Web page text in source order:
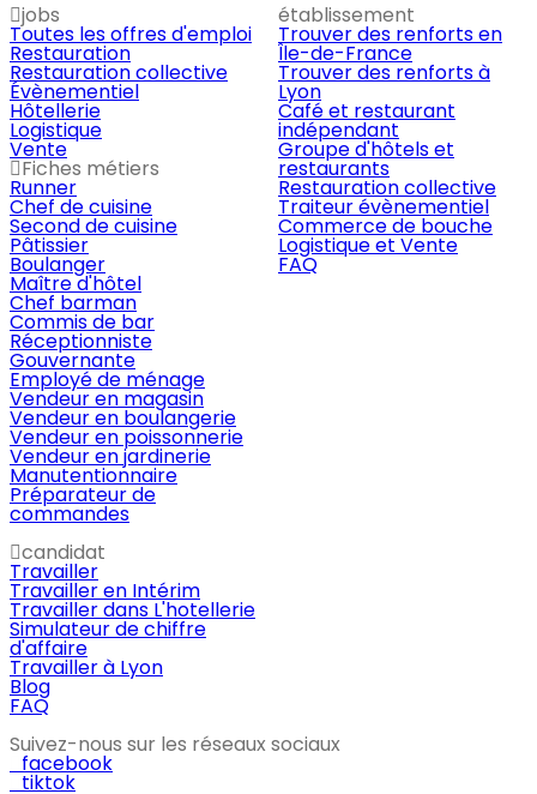
jobs
Toutes les offres d'emploi
Restauration
Restauration collective
Évènementiel
Hôtellerie
Logistique
Vente
Fiches métiers
Runner
Chef de cuisine
Second de cuisine
Pâtissier
Boulanger
Maître d'hôtel
Chef barman
Commis de bar
Réceptionniste
Gouvernante
Employé de ménage
Vendeur en magasin
Vendeur en boulangerie
Vendeur en poissonnerie
Vendeur en jardinerie
Manutentionnaire
Préparateur de
commandes
établissement
Trouver des renforts en
Île-de-France
Trouver des renforts à
Lyon
Café et restaurant
indépendant
Groupe d'hôtels et
restaurants
Restauration collective
Traiteur évènementiel
Commerce de bouche
Logistique et Vente
FAQ
candidat
Travailler
Travailler en Intérim
Travailler dans L'hotellerie
Simulateur de chiffre
d'affaire
Travailler à Lyon
Blog
FAQ
Suivez-nous sur les réseaux sociaux
facebook
tiktok